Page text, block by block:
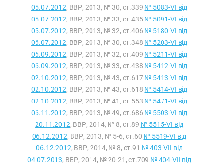
05.07.2012, ВВР, 2013, № 30, ст.339 № 5083-VI від
05.07.2012, ВВР, 2013, № 33, ст.435 № 5091-VI від
05.07.2012, ВВР, 2013, № 32, ст.406 № 5180-VI від
06.07.2012, ВВР, 2013, № 30, ст.348 № 5203-VI від
06.09.2012, ВВР, 2013, № 32, ст.409 № 5211-VI від
06.09.2012, ВВР, 2013, № 33, ст.438 № 5412-VI від
02.10.2012, ВВР, 2013, № 43, ст.617 № 5413-VI від
02.10.2012, ВВР, 2013, № 43, ст.618 № 5414-VI від
02.10.2012, ВВР, 2013, № 41, ст.553 № 5471-VI від
06.11.2012, ВВР, 2013, № 49, ст.686 № 5503-VI від
20.11.2012, ВВР, 2014, № 8, ст.89 № 5515-VI від
06.12.2012, ВВР, 2013, № 5-6, ст.60 № 5519-VI від
06.12.2012, ВВР, 2014, № 8, ст.91 № 403-VII від
04.07.2013, ВВР, 2014, № 20-21, ст.709 № 404-VII від